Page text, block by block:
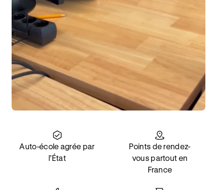
Auto-école agrée par
l’État
Points de rendez-
vous partout en
France